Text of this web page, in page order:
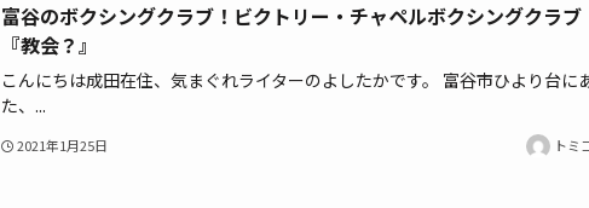
富谷のボクシングクラブ！ビクトリー・チャペルボクシングクラブ
『教会？』
こんにちは成田在住、気まぐれライターのよしたかです。 富谷市ひより台に
た、...
2021年1月25日 トミ